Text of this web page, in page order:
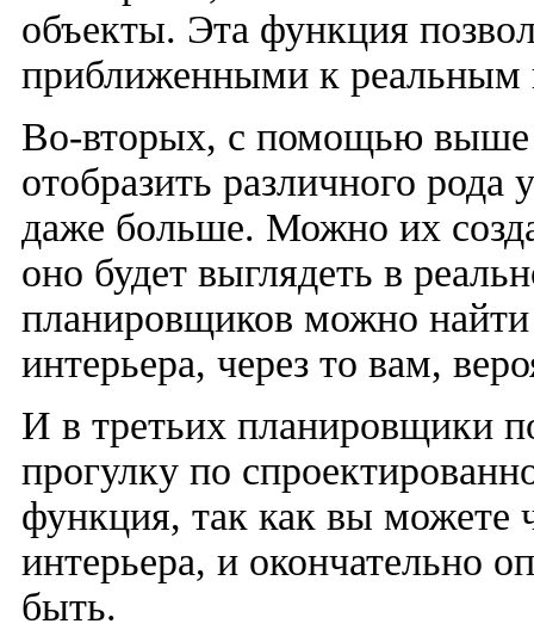
объекты. Эта функция
приближенными к реальным
Во-вторых, с помощью
отобразить различного
даже больше. Можно их
оно будет выглядеть в
планировщиков можно
интерьера, через то вам,
И в третьих планировщики
прогулку по
функция, так как вы можете
интерьера, и окончательно
быть.